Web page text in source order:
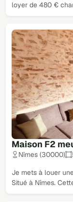
loyer de 480 €
Maison F2
Nîmes (30000)
Je mets à louer
Situé à Nîmes.